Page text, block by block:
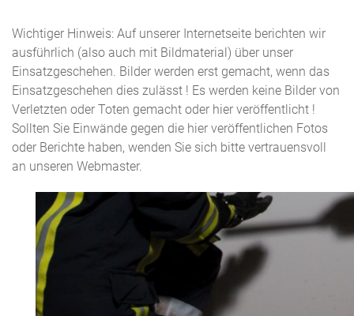
Wichtiger Hinweis: Auf unserer Internetseite berichten wir
ausführlich (also auch mit Bildmaterial) über unser
Einsatzgeschehen. Bilder werden erst gemacht, wenn das
Einsatzgeschehen dies zulässt ! Es werden keine Bilder von
Verletzten oder Toten gemacht oder hier veröffentlicht !
Sollten Sie Einwände gegen die hier veröffentlichen Fotos
oder Berichte haben, wenden Sie sich bitte vertrauensvoll
an unseren Webmaster.